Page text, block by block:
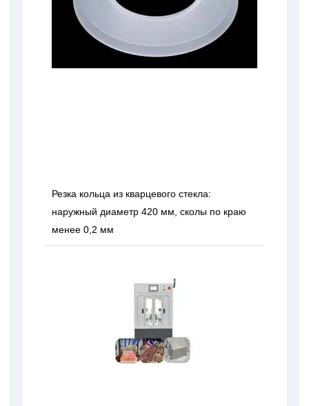
Резка кольца из кварцевого стекла:
наружный диаметр 420 мм, сколы по краю
менее 0,2 мм